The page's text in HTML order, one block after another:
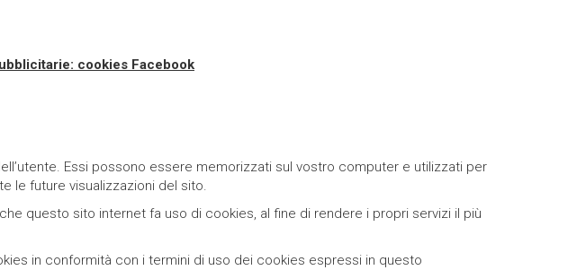
cookies Facebook
Essi possono essere memorizzati sul vostro computer e utilizzati per
le future visualizzazioni del sito.
questo sito internet fa uso di cookies, al fine di rendere i propri servizi il più
in conformità con i termini di uso dei cookies espressi in questo